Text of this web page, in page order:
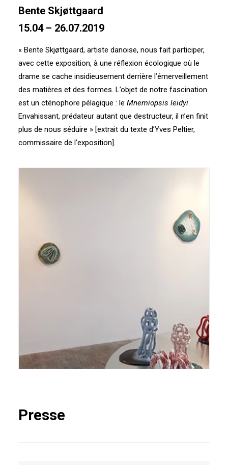
Bente Skjøttgaard
15.04 – 26.07.2019
« Bente Skjøttgaard, artiste danoise, nous fait participer,
avec cette exposition, à une réflexion écologique où le
drame se cache insidieusement derrière l’émerveillement
des matières et des formes. L’objet de notre fascination
est un cténophore pélagique : le Mnemiopsis leidyi.
Envahissant, prédateur autant que destructeur, il n’en finit
plus de nous séduire » [extrait du texte d’Yves Peltier,
commissaire de l’exposition].
Presse